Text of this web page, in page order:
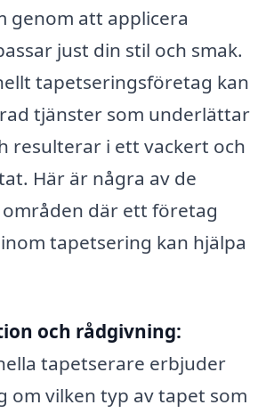
genom att applicera
just din stil och smak.
tapetseringsföretag kan
tjänster som underlättar
resulterar i ett vackert och
Här är några av de
där ett företag
tapetsering kan hjälpa
och rådgivning:
tapetserare erbjuder
om vilken typ av tapet som